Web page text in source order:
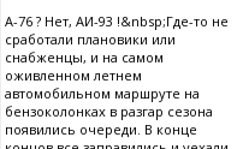
А-76 ? Нет, АИ-93 !&nbsp;Где-то не
сработали плановики или
снабженцы, и на самом
оживленном летнем
автомобильном маршруте на
бензоколонках в разгар сезона
появились очереди. В конце